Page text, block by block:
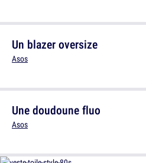
Un blazer oversize
Asos
Une doudoune fluo
Asos